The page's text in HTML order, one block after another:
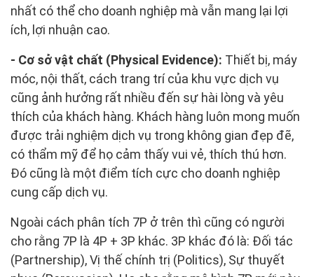
nhất có thể cho doanh nghiệp mà vẫn mang lại lợi
ích, lợi nhuận cao.
- Cơ sở vật chất (Physical Evidence): Thiết bị, máy
móc, nội thất, cách trang trí của khu vực dịch vụ
cũng ảnh hưởng rất nhiều đến sự hài lòng và yêu
thích của khách hàng. Khách hàng luôn mong muốn
được trải nghiệm dịch vụ trong không gian đẹp đẽ,
có thẩm mỹ để họ cảm thấy vui vẻ, thích thú hơn.
Đó cũng là một điểm tích cực cho doanh nghiệp
cung cấp dịch vụ.
Ngoài cách phân tích 7P ở trên thì cũng có người
cho rằng 7P là 4P + 3P khác. 3P khác đó là: Đối tác
(Partnership), Vị thế chính trị (Politics), Sự thuyết